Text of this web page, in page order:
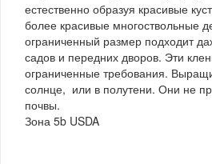
естественно образуя красивые
более красивые многоствольные
ограниченный размер подходит
садов и передних дворов. Эти
ограниченные требования.
солнце, или в полутени. Они не
почвы.
Зона 5b USDA